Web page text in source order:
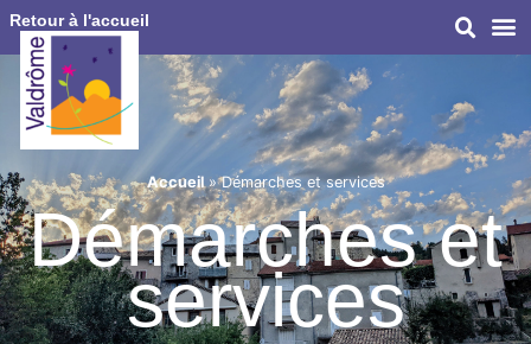
Retour à l'accueil
Accueil»Démarches et services
Démarches et
services